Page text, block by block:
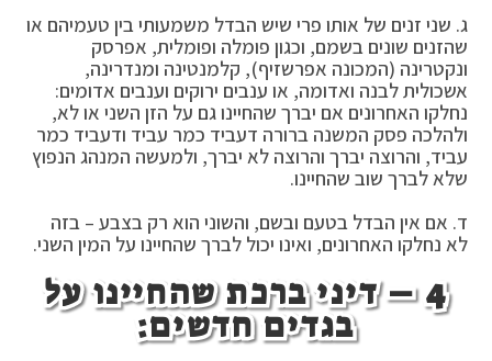
ג. שני זנים של אותו פרי שיש הבדל משמעותי בין טעמיהם או
שהזנים שונים בשמם, וכגון פומלה ופומלית, אפרסק
ונקטרינה (המכונה אפרשזיף), קלמנטינה ומנדרינה,
אשכולית לבנה ואדומה, או ענבים ירוקים וענבים אדומים:
נחלקו האחרונים אם יברך שהחיינו גם על הזן השני או לא,
ולהלכה פסק המשנה ברורה דעביד כמר עביד ודעביד כמר
עביד, והרוצה יברך והרוצה לא יברך, ולמעשה המנהג הנפוץ
שלא לברך שוב שהחיינו.
ד. אם אין הבדל בטעם ובשם, והשוני הוא רק בצבע – בזה
לא נחלקו האחרונים, ואינו יכול לברך שהחיינו על המין השני.
4 – דיני ברכת שהחיינו על
בגדים חדשים: